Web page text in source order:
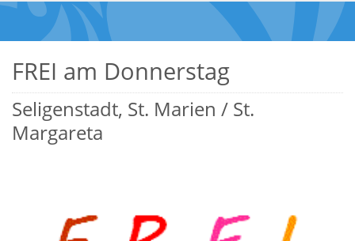
FREI am Donnerstag
Seligenstadt, St. Marien / St.
Margareta